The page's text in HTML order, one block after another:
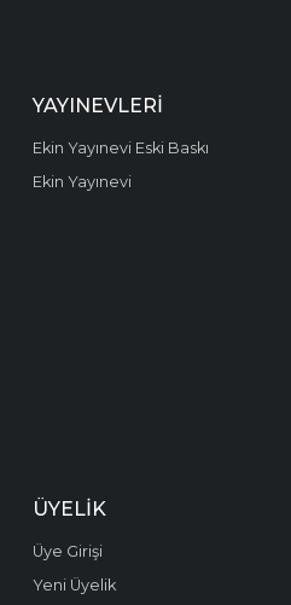
YAYINEVLERI
Ekin Yayınevi Eski Baskı
Ekin Yayınevi
ÜYELIK
Üye Girişi
Yeni Üyelik